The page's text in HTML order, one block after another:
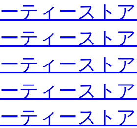
ティースト
ティースト
ティースト
ティースト
ティースト